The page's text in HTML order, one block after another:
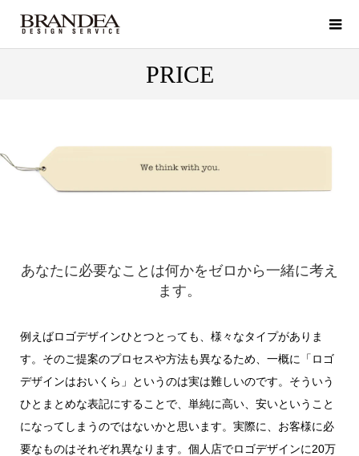
PRICE
あなたに必要なことは何かをゼロから一緒に考え
ます。
例えばロゴデザインひとつとっても、様々なタイプがありま
す。そのご提案のプロセスや方法も異なるため、一概に「ロゴ
デザインはおいくら」というのは実は難しいのです。そういう
ひとまとめな表記にすることで、単純に高い、安いということ
になってしまうのではないかと思います。実際に、お客様に必
要なものはそれぞれ異なります。個人店でロゴデザインに20万